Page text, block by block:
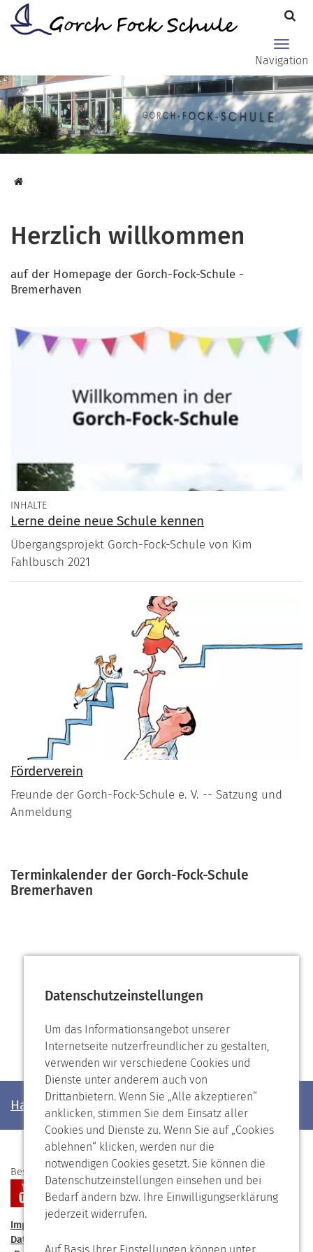
Datenschutzeinstellungen
Um das Informationsangebot unserer
Internetseite nutzerfreundlicher zu gestalten,
verwenden wir verschiedene Cookies und
Dienste unter anderem auch von
Drittanbietern. Wenn Sie „Alle akzeptieren“
anklicken, stimmen Sie dem Einsatz aller
Cookies und Dienste zu. Wenn Sie auf „Cookies
ablehnen“ klicken, werden nur die
notwendigen Cookies gesetzt. Sie können die
Datenschutzeinstellungen einsehen und bei
Bedarf ändern bzw. Ihre Einwilligungserklärung
jederzeit widerrufen.
Zum Hauptinhalt springen
Navigation
Herzlich willkommen
auf der Homepage der Gorch-Fock-Schule -
Bremerhaven
INHALTE
Lerne deine neue Schule kennen
Übergangsprojekt Gorch-Fock-Schule von Kim
Fahlbusch 2021
Förderverein
Freunde der Gorch-Fock-Schule e. V. -- Satzung und
Anmeldung
Terminkalender der Gorch-Fock-Schule
Bremerhaven
Haben Sie noch Fragen?
Besuchen Sie uns auf
Impressum
Datenschutzerklärung